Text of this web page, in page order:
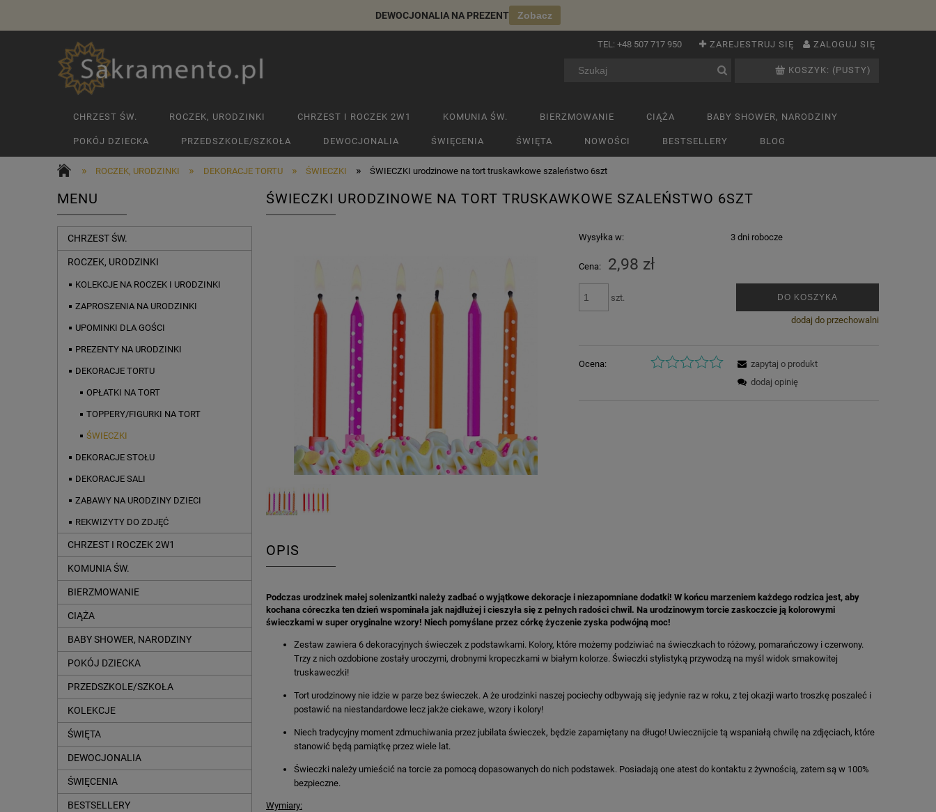
DEWOCJONALIA NA PREZENT Zobacz
ZAREJESTRUJ SIĘ ZALOGUJ SIĘ
TEL: +48 507 717 950
KOSZYK: (PUSTY)
CHRZEST ŚW. ROCZEK, URODZINKI CHRZEST I ROCZEK 2W1 KOMUNIA ŚW. BIERZMOWANIE CIĄŻA BABY SHOWER, NARODZINY
POKÓJ DZIECKA PRZEDSZKOLE/SZKOŁA DEWOCJONALIA ŚWIĘCENIA ŚWIĘTA NOWOŚCI BESTSELLERY BLOG
» ROCZEK, URODZINKI » DEKORACJE TORTU » ŚWIECZKI » ŚWIECZKI urodzinowe na tort truskawkowe szaleństwo 6szt
MENU
CHRZEST ŚW.
ROCZEK, URODZINKI
KOLEKCJE NA ROCZEK I URODZINKI
ZAPROSZENIA NA URODZINKI
UPOMINKI DLA GOŚCI
PREZENTY NA URODZINKI
DEKORACJE TORTU
OPŁATKI NA TORT
TOPPERY/FIGURKI NA TORT
ŚWIECZKI
DEKORACJE STOŁU
DEKORACJE SALI
ZABAWY NA URODZINY DZIECI
REKWIZYTY DO ZDJĘĆ
CHRZEST I ROCZEK 2W1
KOMUNIA ŚW.
BIERZMOWANIE
CIĄŻA
BABY SHOWER, NARODZINY
POKÓJ DZIECKA
PRZEDSZKOLE/SZKOŁA
KOLEKCJE
ŚWIĘTA
DEWOCJONALIA
ŚWIĘCENIA
BESTSELLERY
ŚWIECZKI URODZINOWE NA TORT TRUSKAWKOWE SZALEŃSTWO 6SZT
Wysyłka w: 3 dni robocze
Cena: 2,98 zł
szt. DO KOSZYKA
dodaj do przechowalni
Ocena:
zapytaj o produkt
dodaj opinię
OPIS
Podczas urodzinek małej solenizantki należy zadbać o wyjątkowe dekoracje i niezapomniane dodatki! W końcu marzeniem każdego rodzica jest, aby
kochana córeczka ten dzień wspominała jak najdłużej i cieszyła się z pełnych radości chwil. Na urodzinowym torcie zaskoczcie ją kolorowymi
świeczkami w super oryginalne wzory! Niech pomyślane przez córkę życzenie zyska podwójną moc!
Zestaw zawiera 6 dekoracyjnych świeczek z podstawkami. Kolory, które możemy podziwiać na świeczkach to różowy, pomarańczowy i czerwony.
Trzy z nich ozdobione zostały uroczymi, drobnymi kropeczkami w białym kolorze. Świeczki stylistyką przywodzą na myśl widok smakowitej
truskaweczki!
Tort urodzinowy nie idzie w parze bez świeczek. A że urodzinki naszej pociechy odbywają się jedynie raz w roku, z tej okazji warto troszkę poszaleć i
postawić na niestandardowe lecz jakże ciekawe, wzory i kolory!
Niech tradycyjny moment zdmuchiwania przez jubilata świeczek, będzie zapamiętany na długo! Uwiecznijcie tą wspaniałą chwilę na zdjęciach, które
stanowić będą pamiątkę przez wiele lat.
Świeczki należy umieścić na torcie za pomocą dopasowanych do nich podstawek. Posiadają one atest do kontaktu z żywnością, zatem są w 100%
bezpieczne.
Wymiary: